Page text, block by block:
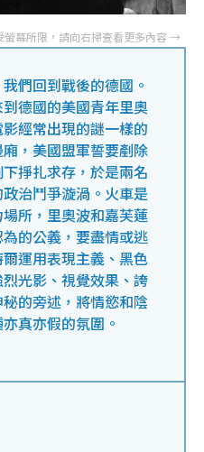
們回到戰後的德國。
德國的美國青年里奧
經常出現的謎一樣的
，美國盟軍誓要剷除
掙扎求存，於是兩名
治鬥爭漩渦。火車是
所，里奧波和嘉芙蓮
的公義，要盡情或逃
運用表現主義、黑色
光影、視覺效果、誇
的旁述，將情慾和陰
真亦假的氛圍。